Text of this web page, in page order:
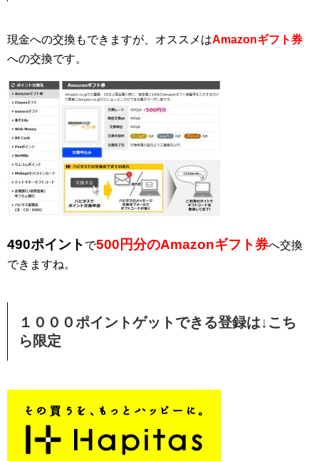
現金への交換もできますが、オススメはAmazonギフト券
への交換です。
490ポイント で500円分のAmazonギフト券へ交換
できますね。
１０００ポイントゲットできる登録は↓こち
ら限定